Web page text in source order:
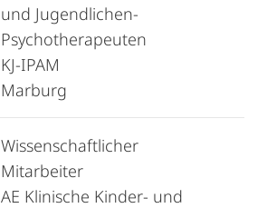
und Jugendlichen-
Psychotherapeuten
KJ-IPAM
Marburg
Wissenschaftlicher
Mitarbeiter
AE Klinische Kinder- und